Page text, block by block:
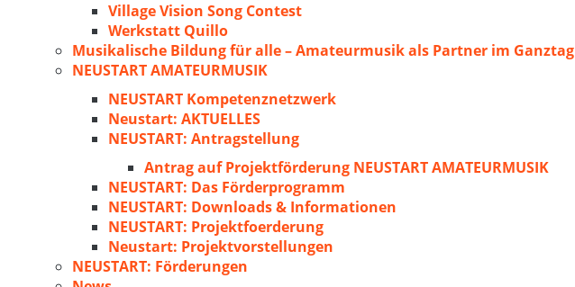
Village Vision Song Contest
Werkstatt Quillo
Musikalische Bildung für alle – Amateurmusik als Partner im Ganztag
NEUSTART AMATEURMUSIK
NEUSTART Kompetenznetzwerk
Neustart: AKTUELLES
NEUSTART: Antragstellung
Antrag auf Projektförderung NEUSTART AMATEURMUSIK
NEUSTART: Das Förderprogramm
NEUSTART: Downloads & Informationen
NEUSTART: Projektfoerderung
Neustart: Projektvorstellungen
NEUSTART: Förderungen